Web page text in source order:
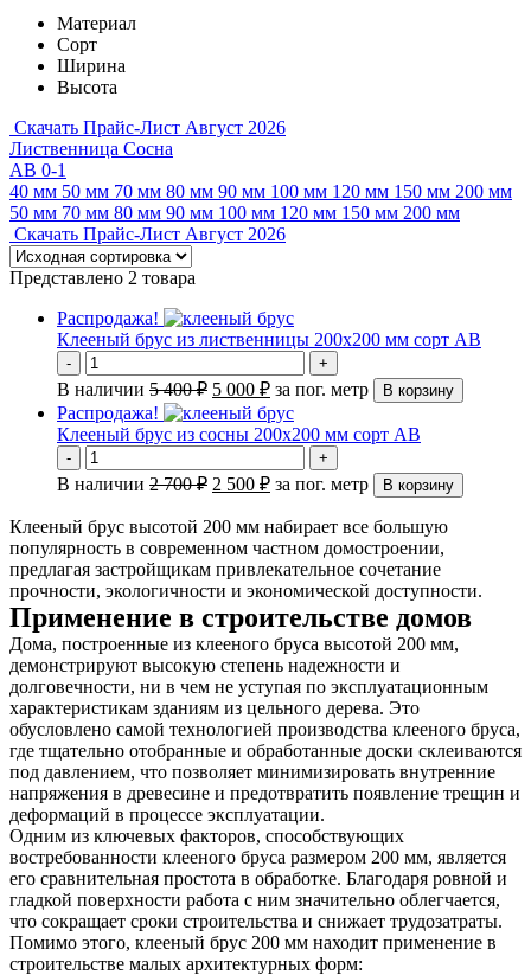
Материал
Сорт
Ширина
Высота
Скачать Прайс-Лист Август 2026
Лиственница Сосна
АВ 0-1
40 мм 50 мм 70 мм 80 мм 90 мм 100 мм 120 мм 150 мм 200 мм
50 мм 70 мм 80 мм 90 мм 100 мм 120 мм 150 мм 200 мм
Скачать Прайс-Лист Август 2026
Представлено 2 товара
Распродажа!
Клееный брус из лиственницы 200х200 мм сорт AB
- +
В наличии 5 400₽ 5 000 ₽ за пог. метр В корзину
Распродажа!
Клееный брус из сосны 200х200 мм сорт AB
- +
В наличии 2 700₽ 2 500 ₽ за пог. метр В корзину
Клееный брус высотой 200 мм набирает все большую
популярность в современном частном домостроении,
предлагая застройщикам привлекательное сочетание
прочности, экологичности и экономической доступности.
Применение в строительстве домов
Дома, построенные из клееного бруса высотой 200 мм,
демонстрируют высокую степень надежности и
долговечности, ни в чем не уступая по эксплуатационным
характеристикам зданиям из цельного дерева. Это
обусловлено самой технологией производства клееного бруса,
где тщательно отобранные и обработанные доски склеиваются
под давлением, что позволяет минимизировать внутренние
напряжения в древесине и предотвратить появление трещин и
деформаций в процессе эксплуатации.
Одним из ключевых факторов, способствующих
востребованности клееного бруса размером 200 мм, является
его сравнительная простота в обработке. Благодаря ровной и
гладкой поверхности работа с ним значительно облегчается,
что сокращает сроки строительства и снижает трудозатраты.
Помимо этого, клееный брус 200 мм находит применение в
строительстве малых архитектурных форм: